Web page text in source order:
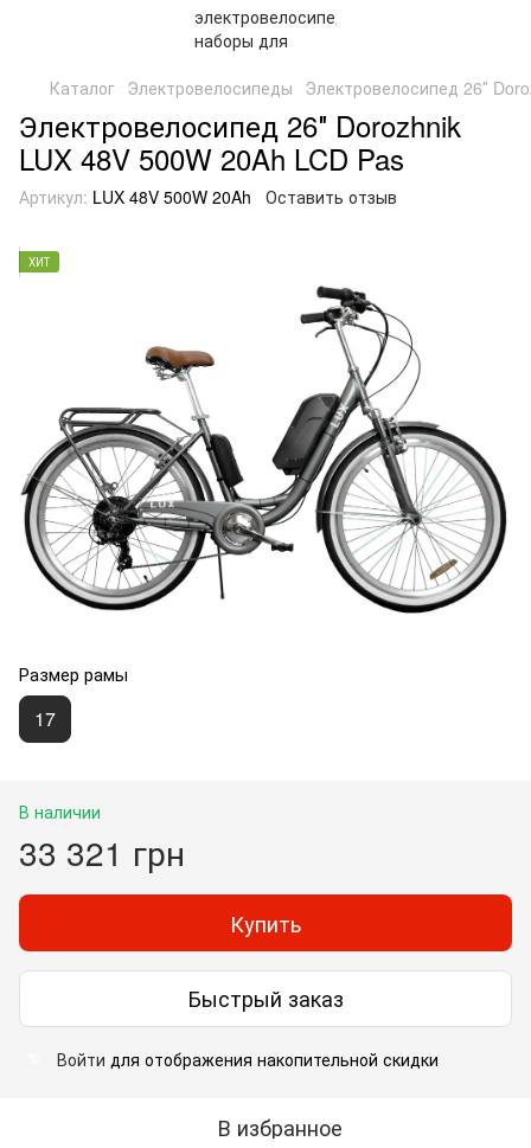
Каталог Электровелосипеды Электровелосипед 26″
Электровелосипед 26″ Dorozhnik
LUX 48V 500W 20Ah LCD Pas
Артикул: LUX 48V 500W 20Ah Оставить отзыв
ХИТ
Размер рамы
17
В наличии
33 321 грн
Купить
Быстрый заказ
Войти для отображения накопительной скидки
В избранное